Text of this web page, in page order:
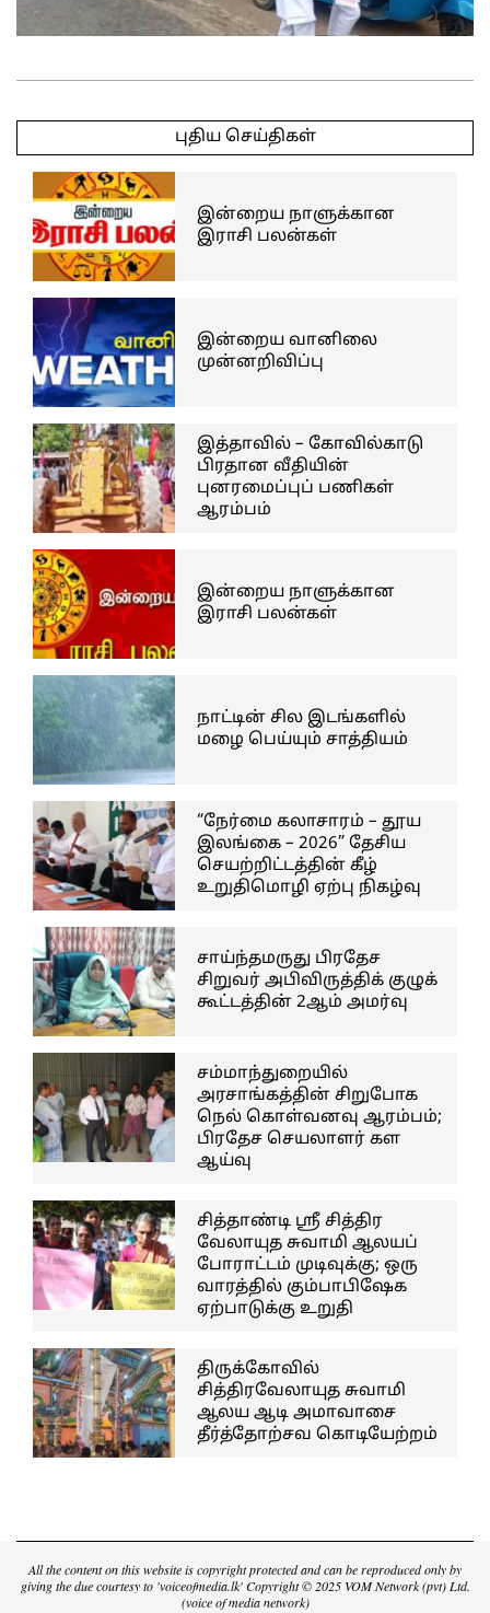
05-
புதிய செய்திகள்
இன்றைய நாளுக்கான
இராசி பலன்கள்
இன்றைய வானிலை
முன்னறிவிப்பு
இத்தாவில் – கோவில்காடு
பிரதான வீதியின்
புனரமைப்புப் பணிகள்
ஆரம்பம்
இன்றைய நாளுக்கான
இராசி பலன்கள்
நாட்டின் சில இடங்களில்
மழை பெய்யும் சாத்தியம்
“நேர்மை கலாசாரம் – தூய
இலங்கை – 2026” தேசிய
செயற்றிட்டத்தின் கீழ்
உறுதிமொழி ஏற்பு நிகழ்வு
சாய்ந்தமருது பிரதேச
சிறுவர் அபிவிருத்திக் குழுக்
கூட்டத்தின் 2ஆம் அமர்வு
சம்மாந்துறையில்
அரசாங்கத்தின் சிறுபோக
நெல் கொள்வனவு ஆரம்பம்;
பிரதேச செயலாளர் கள
ஆய்வு
சித்தாண்டி ஸ்ரீ சித்திர
வேலாயுத சுவாமி ஆலயப்
போராட்டம் முடிவுக்கு; ஒரு
வாரத்தில் கும்பாபிஷேக
ஏற்பாடுக்கு உறுதி
திருக்கோவில்
சித்திரவேலாயுத சுவாமி
ஆலய ஆடி அமாவாசை
தீர்த்தோற்சவ கொடியேற்றம்
All the content on this website is copyright protected and can be reproduced only by
giving the due courtesy to 'voiceofmedia.lk' Copyright © 2025 VOM Network (pvt) Ltd.
(voice of media network)